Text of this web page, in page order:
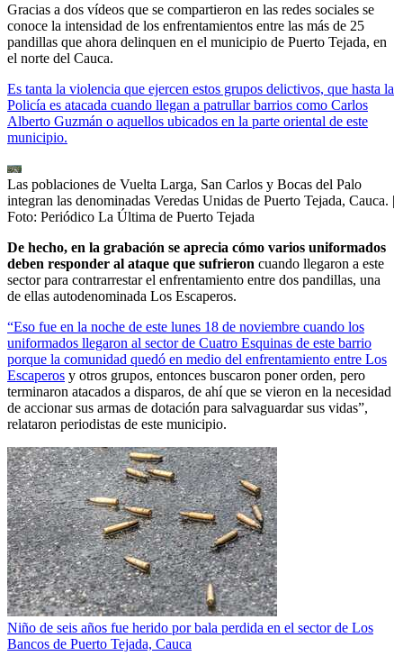
Gracias a dos vídeos que se compartieron en las redes sociales se
conoce la intensidad de los enfrentamientos entre las más de 25
pandillas que ahora delinquen en el municipio de Puerto Tejada, en
el norte del Cauca.
Es tanta la violencia que ejercen estos grupos delictivos, que hasta la
Policía es atacada cuando llegan a patrullar barrios como Carlos
Alberto Guzmán o aquellos ubicados en la parte oriental de este
municipio.
Las poblaciones de Vuelta Larga, San Carlos y Bocas del Palo
integran las denominadas Veredas Unidas de Puerto Tejada, Cauca. |
Foto: Periódico La Última de Puerto Tejada
De hecho, en la grabación se aprecia cómo varios uniformados
deben responder al ataque que sufrieron cuando llegaron a este
sector para contrarrestar el enfrentamiento entre dos pandillas, una
de ellas autodenominada Los Escaperos.
“Eso fue en la noche de este lunes 18 de noviembre cuando los
uniformados llegaron al sector de Cuatro Esquinas de este barrio
porque la comunidad quedó en medio del enfrentamiento entre Los
Escaperos y otros grupos, entonces buscaron poner orden, pero
terminaron atacados a disparos, de ahí que se vieron en la necesidad
de accionar sus armas de dotación para salvaguardar sus vidas”,
relataron periodistas de este municipio.
Niño de seis años fue herido por bala perdida en el sector de Los
Bancos de Puerto Tejada, Cauca